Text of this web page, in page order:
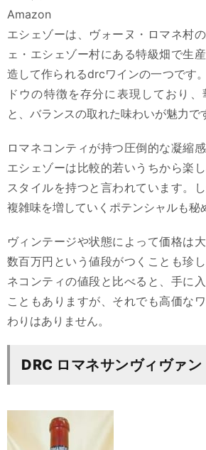
Amazon
エシェゾーは、ヴォーヌ・ロマネ村
ェ・エシェゾー村にある特級畑で生
造して作られるdrcワインの一つです
ドウの特徴を存分に表現しており、
と、バランスの取れた味わいが魅力で
ロマネコンティが持つ圧倒的な凝縮
エシェゾーは比較的若いうちから楽
スタイルを持つと言われています。
複雑味を増していくポテンシャルも秘
ヴィンテージや状態によって価格は
数百万円という値段がつくことも珍
ネコンティの値段と比べると、手に
こともありますが、それでも高価な
わりはありません。
DRC ロマネサンヴィヴァン